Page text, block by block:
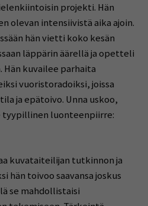
projekti. Hän
olevan intensiivistä aika ajoin.
hän vietti koko kesän
läppärin äärellä ja opetteli
Hän kuvailee parhaita
vuoristoradoiksi, joissa
ja epätoivo. Unna uskoo,
luonteenpiirre:
kuvataiteilijan tutkinnon ja
hän toivoo saavansa joskus
se mahdollistaisi